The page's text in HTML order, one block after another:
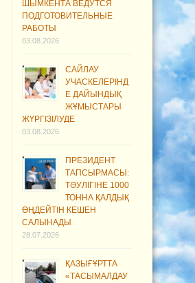
ШЫМКЕНТА ВЕДУТСЯ
ПОДГОТОВИТЕЛЬНЫЕ
РАБОТЫ
03.08.2026
САЙЛАУ
УЧАСКЕЛЕРІНД
Е ДАЙЫНДЫҚ
ЖҰМЫСТАРЫ
ЖҮРГІЗІЛУДЕ
03.08.2026
ПРЕЗИДЕНТ
ТАПСЫРМАСЫ:
ТӘУЛІГІНЕ 1000
ТОННА ҚАЛДЫҚ
ӨҢДЕЙТІН КЕШЕН
САЛЫНАДЫ
28.07.2026
ҚАЗЫҒҰРТТА
«ТАСЫМАЛДАУ